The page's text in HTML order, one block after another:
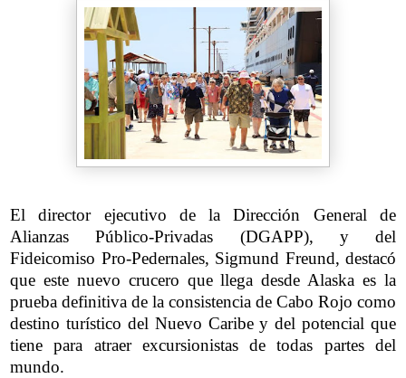
El director ejecutivo de la Dirección General de
Alianzas Público-Privadas (DGAPP), y del
Fideicomiso Pro-Pedernales, Sigmund Freund, destacó
que este nuevo crucero que llega desde Alaska es la
prueba definitiva de la consistencia de Cabo Rojo como
destino turístico del Nuevo Caribe y del potencial que
tiene para atraer excursionistas de todas partes del
mundo.